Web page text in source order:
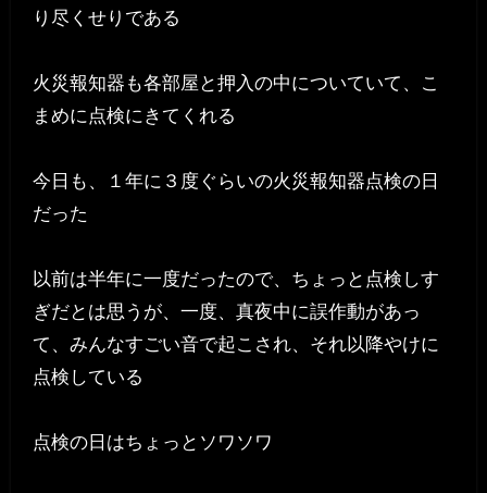
り尽くせりである
火災報知器も各部屋と押入の中についていて、こ
まめに点検にきてくれる
今日も、１年に３度ぐらいの火災報知器点検の日
だった
以前は半年に一度だったので、ちょっと点検しす
ぎだとは思うが、一度、真夜中に誤作動があっ
て、みんなすごい音で起こされ、それ以降やけに
点検している
点検の日はちょっとソワソワ